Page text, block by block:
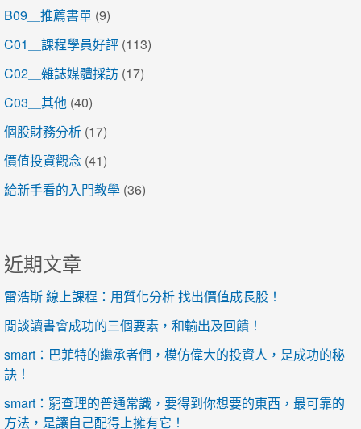
B09＿推薦書單 (9)
C01＿課程學員好評 (113)
C02＿雜誌媒體採訪 (17)
C03＿其他 (40)
個股財務分析 (17)
價值投資觀念 (41)
給新手看的入門教學 (36)
近期文章
雷浩斯 線上課程：用質化分析 找出價值成長股！
閒談讀書會成功的三個要素，和輸出及回饋！
smart：巴菲特的繼承者們，模仿偉大的投資人，是成功的秘
訣！
smart：窮查理的普通常識，要得到你想要的東西，最可靠的
方法，是讓自己配得上擁有它！